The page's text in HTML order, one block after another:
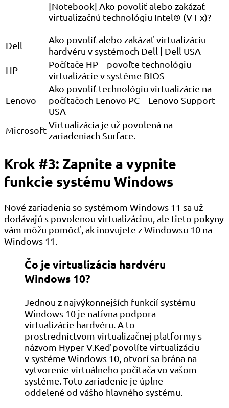
[Notebook] Ako povoliť alebo zakázať
virtualizačnú technológiu Intel® (VT-x)?
Dell
Ako povoliť alebo zakázať virtualizáciu
hardvéru v systémoch Dell | Dell USA
HP
Počítače HP – povoľte technológiu
virtualizácie v systéme BIOS
Lenovo
Ako povoliť technológiu virtualizácie na
počítačoch Lenovo PC – Lenovo Support
USA
Microsoft
Virtualizácia je už povolená na
zariadeniach Surface.
Krok #3: Zapnite a vypnite
funkcie systému Windows
Nové zariadenia so systémom Windows 11 sa už
dodávajú s povolenou virtualizáciou, ale tieto pokyny
vám môžu pomôcť, ak inovujete z Windowsu 10 na
Windows 11.
Čo je virtualizácia hardvéru
Windows 10?
Jednou z najvýkonnejších funkcií systému
Windows 10 je natívna podpora
virtualizácie hardvéru. A to
prostredníctvom virtualizačnej platformy s
názvom Hyper-V.Keď povolíte virtualizáciu
v systéme Windows 10, otvorí sa brána na
vytvorenie virtuálneho počítača vo vašom
systéme. Toto zariadenie je úplne
oddelené od vášho hlavného systému.